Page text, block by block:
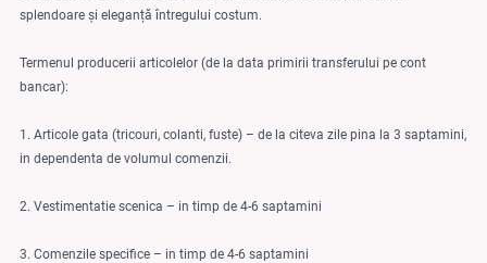
splendoare și eleganță întregului costum.
Termenul producerii articolelor (de la data primirii transferului pe cont
bancar):
1. Articole gata (tricouri, colanti, fuste) – de la citeva zile pina la 3 saptamini,
in dependenta de volumul comenzii.
2. Vestimentatie scenica – in timp de 4-6 saptamini
3. Comenzile specifice – in timp de 4-6 saptamini